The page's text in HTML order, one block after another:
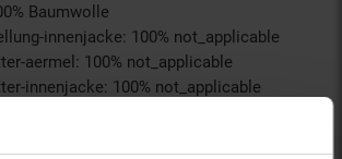
Baumwolle
innenjacke: 100% not_applicable
aermel: 100% not_applicable
innenjacke: 100% not_applicable